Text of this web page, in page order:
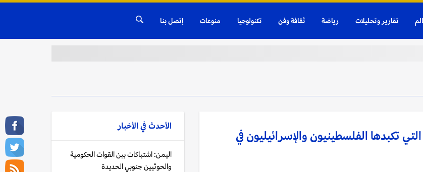
تقارير وتحليلات رياضة ثقافة وفن تكنولوجيا منوعات إتصل بنا
تكبدها الفلسطينيون والإسرائيليون في
الأحدث في الأخبار
اليمن: اشتباكات بين القوات الحكومية
والحوثيين جنوبي الحديدة